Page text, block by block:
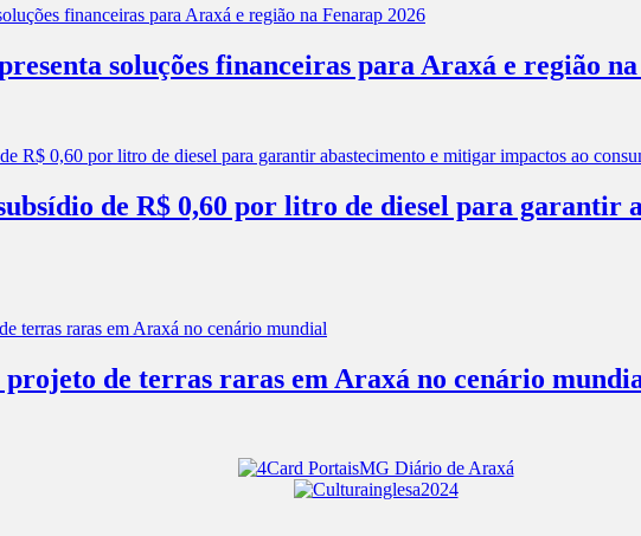
soluções financeiras para Araxá e região
de R$ 0,60 por litro de diesel para garantir
de terras raras em Araxá no cenário